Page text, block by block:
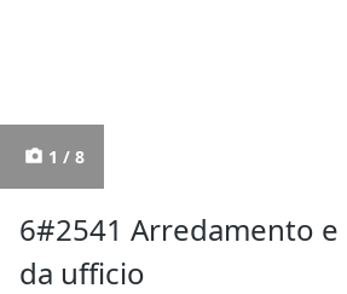
1 / 8
6#2541 Arredamento
da ufficio